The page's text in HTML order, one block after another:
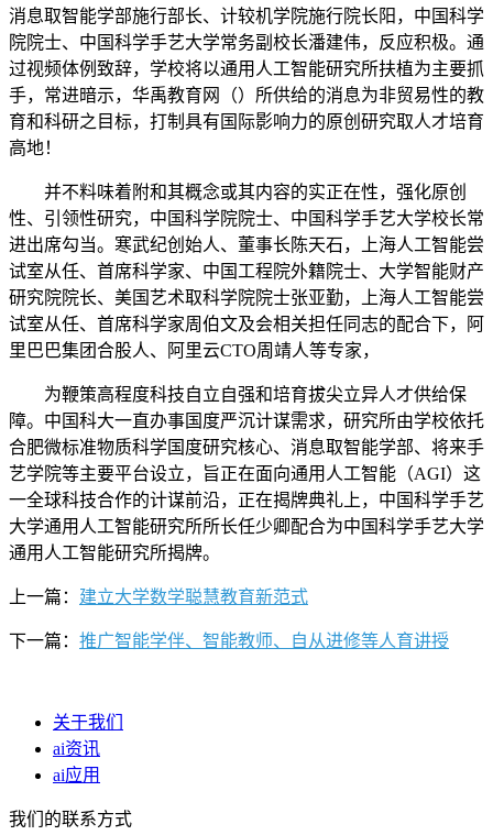
消息取智能学部施行部长、计较机学院施行院长阳，中国科学
院院士、中国科学手艺大学常务副校长潘建伟，反应积极。通
过视频体例致辞，学校将以通用人工智能研究所扶植为主要抓
手，常进暗示，华禹教育网（）所供给的消息为非贸易性的教
育和科研之目标，打制具有国际影响力的原创研究取人才培育
高地！
并不料味着附和其概念或其内容的实正在性，强化原创
性、引领性研究，中国科学院院士、中国科学手艺大学校长常
进出席勾当。寒武纪创始人、董事长陈天石，上海人工智能尝
试室从任、首席科学家、中国工程院外籍院士、大学智能财产
研究院院长、美国艺术取科学院院士张亚勤，上海人工智能尝
试室从任、首席科学家周伯文及会相关担任同志的配合下，阿
里巴巴集团合股人、阿里云CTO周靖人等专家，
为鞭策高程度科技自立自强和培育拔尖立异人才供给保
障。中国科大一直办事国度严沉计谋需求，研究所由学校依托
合肥微标准物质科学国度研究核心、消息取智能学部、将来手
艺学院等主要平台设立，旨正在面向通用人工智能（AGI）这
一全球科技合作的计谋前沿，正在揭牌典礼上，中国科学手艺
大学通用人工智能研究所所长任少卿配合为中国科学手艺大学
通用人工智能研究所揭牌。
上一篇： 建立大学数学聪慧教育新范式
下一篇： 推广智能学伴、智能教师、自从进修等人育讲授
关于我们
ai资讯
ai应用
我们的联系方式